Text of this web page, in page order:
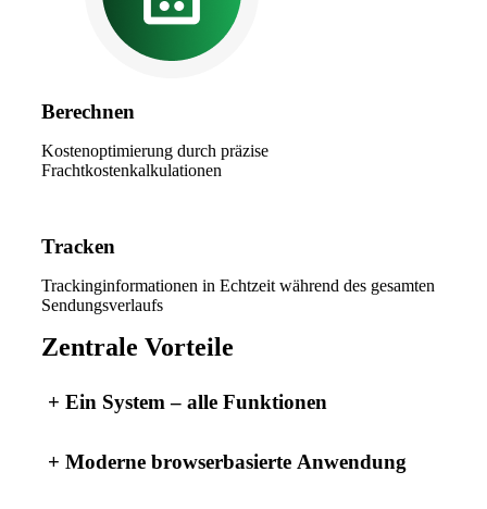
Berechnen
Kostenoptimierung durch präzise
Frachtkostenkalkulationen
Tracken
Trackinginformationen in Echtzeit während des gesamten
Sendungsverlaufs
Zentrale Vorteile
+ Ein System – alle Funktionen
+ Moderne browserbasierte Anwendung